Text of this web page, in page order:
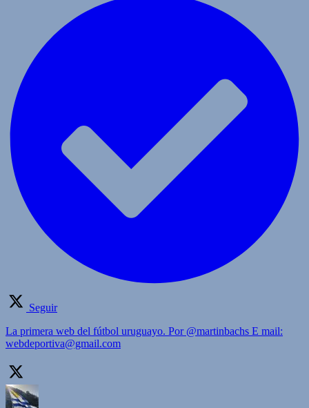
Seguir
La primera web del fútbol uruguayo. Por @martinbachs E mail:
webdeportiva@gmail.com